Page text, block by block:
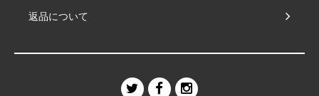
返品について